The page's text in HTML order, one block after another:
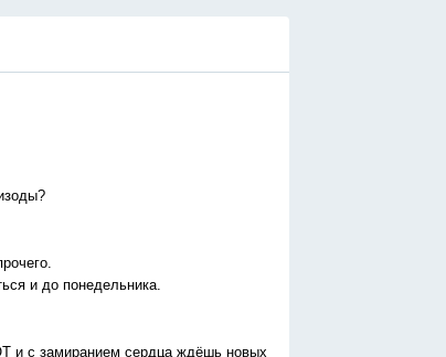
и до понедельника.
и с замиранием сердца ждёшь новых